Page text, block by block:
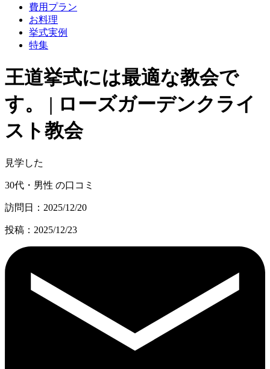
費用プラン
お料理
挙式実例
特集
王道挙式には最適な教会で
す。 | ローズガーデンクライ
スト教会
見学した
30代・男性 の口コミ
訪問日：2025/12/20
投稿：2025/12/23